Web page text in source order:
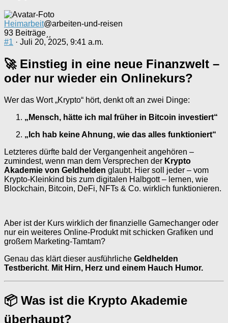
Heimarbeit@arbeiten-und-reisen
93 Beiträge
#1 · Juli 20, 2025, 9:41 a.m.
🚀 Einstieg in eine neue Finanzwelt –
oder nur wieder ein Onlinekurs?
Wer das Wort „Krypto“ hört, denkt oft an zwei Dinge:
„Mensch, hätte ich mal früher in Bitcoin investiert“
„Ich hab keine Ahnung, wie das alles funktioniert“
Letzteres dürfte bald der Vergangenheit angehören –
zumindest, wenn man dem Versprechen der Krypto
Akademie von Geldhelden glaubt. Hier soll jeder – vom
Krypto-Kleinkind bis zum digitalen Halbgott – lernen, wie
Blockchain, Bitcoin, DeFi, NFTs & Co. wirklich funktionieren.
Aber ist der Kurs wirklich der finanzielle Gamechanger oder
nur ein weiteres Online-Produkt mit schicken Grafiken und
großem Marketing-Tamtam?
Genau das klärt dieser ausführliche Geldhelden
Testbericht. Mit Hirn, Herz und einem Hauch Humor.
📦 Was ist die Krypto Akademie
überhaupt?